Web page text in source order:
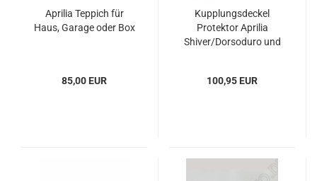
Aprilia Teppich für
Haus, Garage oder Box
85,00 EUR
Kupplungsdeckel
Protektor Aprilia
Shiver/Dorsoduro und
100,95 EUR